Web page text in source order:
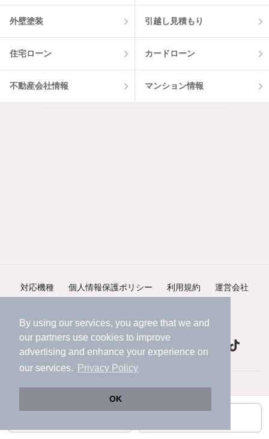
By using our services, you agree that we and
our partners use cookies to improve
advertising and enhance your experience on
our services.
Privacy Policy
OK
外壁塗装 引越し見積もり
住宅ローン カードローン
不動産会社情報 マンション情報
対応機種 個人情報保護ポリシー 利用規約 運営会社
©NIFTY Lifestyle Co., Ltd.